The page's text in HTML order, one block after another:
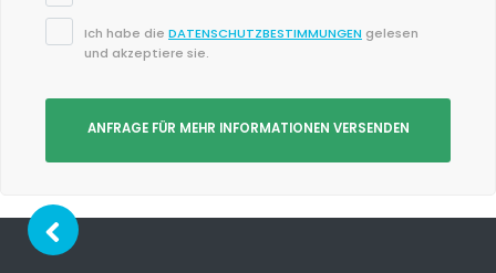
Ich habe die DATENSCHUTZBESTIMMUNGEN gelesen
und akzeptiere sie.
ANFRAGE FÜR MEHR INFORMATIONEN VERSENDEN